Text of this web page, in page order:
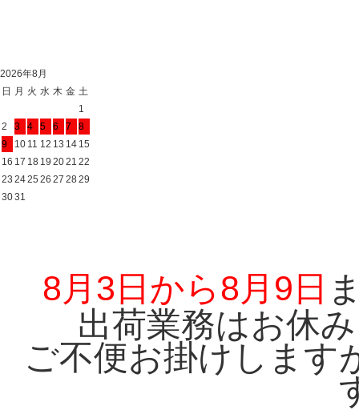
2026年8月
日
月 火 水 木 金 土
1
2
3 4 5 6 7
8
9
10 11 12 13 14 15
16 17 18 19 2021 22
23 2425 26 27 2829
3031
8月3日から8月9日
出荷業務はお休
ご不便お掛けします